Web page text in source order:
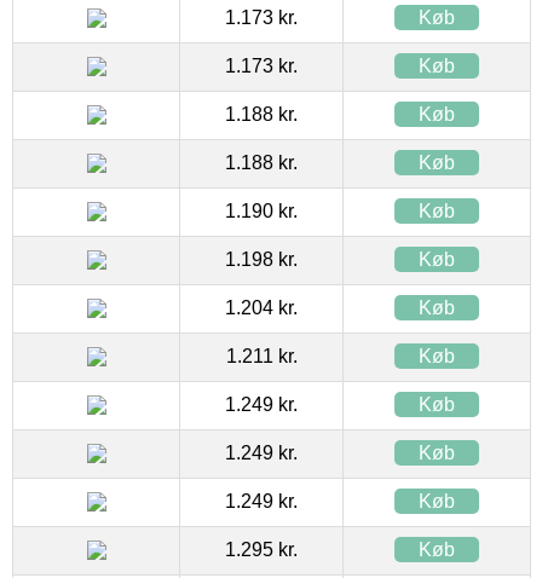
1.173 kr. Køb
1.173 kr. Køb
1.188 kr. Køb
1.188 kr. Køb
1.190 kr. Køb
1.198 kr. Køb
1.204 kr. Køb
1.211 kr. Køb
1.249 kr. Køb
1.249 kr. Køb
1.249 kr. Køb
1.295 kr. Køb